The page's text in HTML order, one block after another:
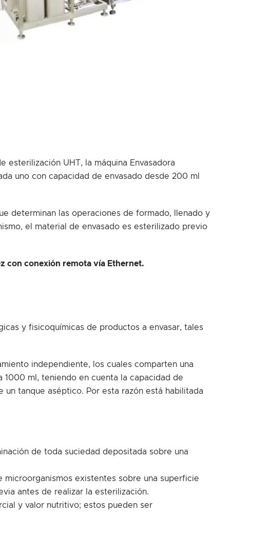
UHT, la máquina Envasadora
uno con capacidad de envasado desde 200 ml
determinan las operaciones de formado, llenado y
el material de envasado es esterilizado previo
con conexión remota vía Ethernet.
y fisicoquímicas de productos a envasar, tales
independiente, los cuales comparten una
1000 ml, teniendo en cuenta la capacidad de
tanque aséptico. Por esta razón está habilitada
de toda suciedad depositada sobre una
existentes sobre una superficie
antes de realizar la esterilización.
y valor nutritivo; estos pueden ser